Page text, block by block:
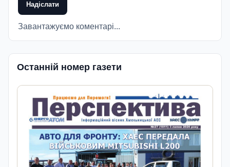
Надіслати
Завантажуємо коментарі...
Останній номер газети